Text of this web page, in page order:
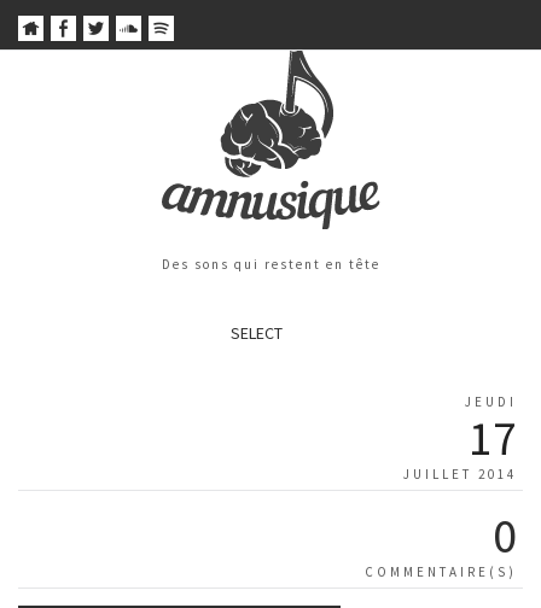
Des sons qui restent en tête
SELECT
JEUDI
17
JUILLET 2014
0
COMMENTAIRE(S)